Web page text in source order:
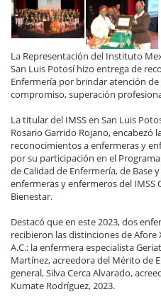
La Representación del Instituto
San Luis Potosí hizo entrega de
Enfermería por brindar atención
compromiso, superación
La titular del IMSS en San Luis
Rosario Garrido Rojano, encabezó
reconocimientos a enfermeras y
por su participación en el
de Calidad de Enfermería, de Base
enfermeras y enfermeros del IMSS
Bienestar.
Destacó que en este 2023, dos
recibieron las distinciones de Afore
A.C.: la enfermera especialista
Martínez, acreedora del Mérito de
general, Silva Cerca Alvarado,
Kumate Rodríguez, 2023.